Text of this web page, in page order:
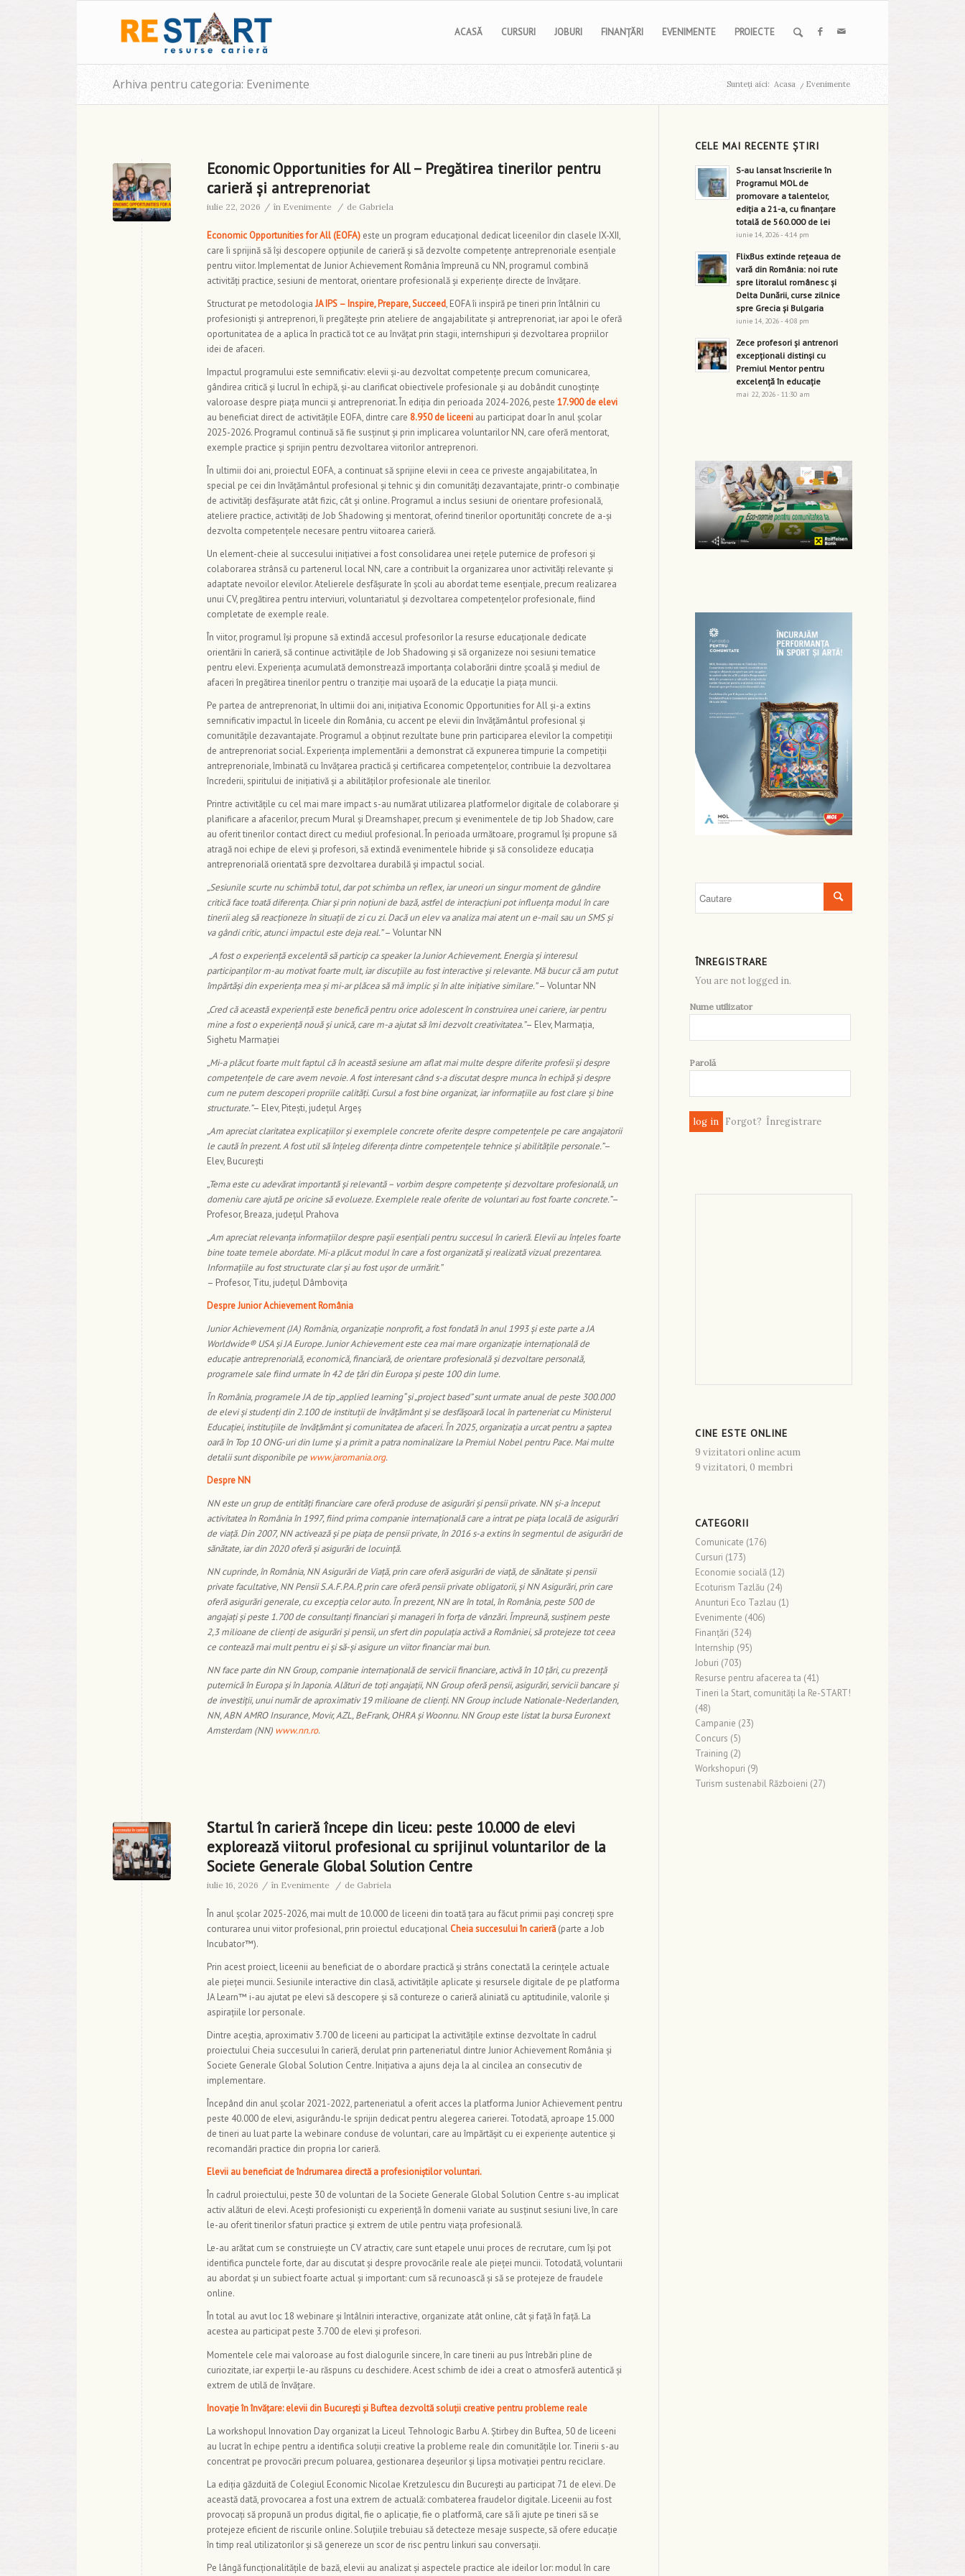
ACASĂ CURSURI JOBURI FINANȚĂRI EVENIMENTE PROIECTE
Arhiva pentru categoria: Evenimente Sunteți aici: Acasa / Evenimente
Economic Opportunities for All – Pregătirea tinerilor pentru
carieră și antreprenoriat
iulie 22, 2026 / în Evenimente / de Gabriela
Economic Opportunities for All (EOFA) este un program educațional dedicat liceenilor din clasele IX-XII,
care îi sprijină să își descopere opțiunile de carieră și să dezvolte competențe antreprenoriale esențiale
pentru viitor. Implementat de Junior Achievement România împreună cu NN, programul combină
activități practice, sesiuni de mentorat, orientare profesională și experiențe directe de învățare.
Structurat pe metodologia JA IPS – Inspire, Prepare, Succeed, EOFA îi inspiră pe tineri prin întâlniri cu
profesioniști și antreprenori, îi pregătește prin ateliere de angajabilitate și antreprenoriat, iar apoi le oferă
oportunitatea de a aplica în practică tot ce au învățat prin stagii, internshipuri și dezvoltarea propriilor
idei de afaceri.
Impactul programului este semnificativ: elevii și-au dezvoltat competențe precum comunicarea,
gândirea critică și lucrul în echipă, și-au clarificat obiectivele profesionale și au dobândit cunoștințe
valoroase despre piața muncii și antreprenoriat. În ediția din perioada 2024-2026, peste 17.900 de elevi
au beneficiat direct de activitățile EOFA, dintre care 8.950 de liceeni au participat doar în anul școlar
2025-2026. Programul continuă să fie susținut și prin implicarea voluntarilor NN, care oferă mentorat,
exemple practice și sprijin pentru dezvoltarea viitorilor antreprenori.
În ultimii doi ani, proiectul EOFA, a continuat să sprijine elevii in ceea ce priveste angajabilitatea, în
special pe cei din învățământul profesional și tehnic și din comunități dezavantajate, printr-o combinație
de activități desfășurate atât fizic, cât și online. Programul a inclus sesiuni de orientare profesională,
ateliere practice, activități de Job Shadowing și mentorat, oferind tinerilor oportunități concrete de a-și
dezvolta competențele necesare pentru viitoarea carieră.
Un element-cheie al succesului inițiativei a fost consolidarea unei rețele puternice de profesori și
colaborarea strânsă cu partenerul local NN, care a contribuit la organizarea unor activități relevante și
adaptate nevoilor elevilor. Atelierele desfășurate în școli au abordat teme esențiale, precum realizarea
unui CV, pregătirea pentru interviuri, voluntariatul și dezvoltarea competențelor profesionale, fiind
completate de exemple reale.
În viitor, programul își propune să extindă accesul profesorilor la resurse educaționale dedicate
orientării în carieră, să continue activitățile de Job Shadowing și să organizeze noi sesiuni tematice
pentru elevi. Experiența acumulată demonstrează importanța colaborării dintre școală și mediul de
afaceri în pregătirea tinerilor pentru o tranziție mai ușoară de la educație la piața muncii.
Pe partea de antreprenoriat, în ultimii doi ani, inițiativa Economic Opportunities for All și-a extins
semnificativ impactul în liceele din România, cu accent pe elevii din învățământul profesional și
comunitățile dezavantajate. Programul a obținut rezultate bune prin participarea elevilor la competiții
de antreprenoriat social. Experiența implementării a demonstrat că expunerea timpurie la competiții
antreprenoriale, îmbinată cu învățarea practică și certificarea competențelor, contribuie la dezvoltarea
încrederii, spiritului de inițiativă și a abilităților profesionale ale tinerilor.
Printre activitățile cu cel mai mare impact s-au numărat utilizarea platformelor digitale de colaborare și
planificare a afacerilor, precum Mural și Dreamshaper, precum și evenimentele de tip Job Shadow, care
au oferit tinerilor contact direct cu mediul profesional. În perioada următoare, programul își propune să
atragă noi echipe de elevi și profesori, să extindă evenimentele hibride și să consolideze educația
antreprenorială orientată spre dezvoltarea durabilă și impactul social.
„Sesiunile scurte nu schimbă totul, dar pot schimba un reflex, iar uneori un singur moment de gândire
critică face toată diferența. Chiar și prin noțiuni de bază, astfel de interacțiuni pot influența modul în care
tinerii aleg să reacționeze în situații de zi cu zi. Dacă un elev va analiza mai atent un e-mail sau un SMS și
va gândi critic, atunci impactul este deja real.”– Voluntar NN
„A fost o experiență excelentă să particip ca speaker la Junior Achievement. Energia și interesul
participanților m-au motivat foarte mult, iar discuțiile au fost interactive și relevante. Mă bucur că am putut
împărtăși din experiența mea și mi-ar plăcea să mă implic și în alte inițiative similare.”– Voluntar NN
„Cred că această experiență este benefică pentru orice adolescent în construirea unei cariere, iar pentru
mine a fost o experiență nouă și unică, care m-a ajutat să îmi dezvolt creativitatea.”– Elev, Marmația,
Sighetu Marmației
„Mi-a plăcut foarte mult faptul că în această sesiune am aflat mai multe despre diferite profesii și despre
competențele de care avem nevoie. A fost interesant când s-a discutat despre munca în echipă și despre
cum ne putem descoperi propriile calități. Cursul a fost bine organizat, iar informațiile au fost clare și bine
structurate.”– Elev, Pitești, județul Argeș
„Am apreciat claritatea explicațiilor și exemplele concrete oferite despre competențele pe care angajatorii
le caută în prezent.A fost util să înțeleg diferența dintre competențele tehnice și abilitățile personale.”–
Elev, București
„Tema este cu adevărat importantă și relevantă – vorbim despre competențe și dezvoltare profesională, un
domeniu care ajută pe oricine să evolueze. Exemplele reale oferite de voluntari au fost foarte concrete.”–
Profesor, Breaza, județul Prahova
„Am apreciat relevanța informațiilor despre pașii esențiali pentru succesul în carieră. Elevii au înțeles foarte
bine toate temele abordate. Mi-a plăcut modul în care a fost organizată și realizată vizual prezentarea.
Informațiile au fost structurate clar și au fost ușor de urmărit.”
– Profesor, Titu, județul Dâmbovița
Despre Junior Achievement România
Junior Achievement (JA) România, organizație nonprofit, a fost fondată în anul 1993 și este parte a JA
Worldwide® USA și JA Europe. Junior Achievement este cea mai mare organizație internațională de
educație antreprenorială, economică, financiară, de orientare profesională și dezvoltare personală,
programele sale fiind urmate în 42 de țări din Europa și peste 100 din lume.
În România, programele JA de tip „applied learning“ și „project based” sunt urmate anual de peste 300.000
de elevi și studenți din 2.100 de instituții de învățământ și se desfășoară local în parteneriat cu Ministerul
Educației, instituțiile de învățământ și comunitatea de afaceri. În 2025, organizația a urcat pentru a șaptea
oară în Top 10 ONG-uri din lume și a primit a patra nominalizare la Premiul Nobel pentru Pace. Mai multe
detalii sunt disponibile pe www.jaromania.org.
Despre NN
NN este un grup de entități financiare care oferă produse de asigurări și pensii private. NN și-a început
activitatea în România în 1997, fiind prima companie internațională care a intrat pe piața locală de asigurări
de viață. Din 2007, NN activează și pe piața de pensii private, în 2016 s-a extins în segmentul de asigurări de
sănătate, iar din 2020 oferă și asigurări de locuință.
NN cuprinde, în România, NN Asigurări de Viață, prin care oferă asigurări de viață, de sănătate și pensii
private facultative, NN Pensii S.A.F.P.A.P, prin care oferă pensii private obligatorii, și NN Asigurări, prin care
oferă asigurări generale, cu excepția celor auto. În prezent, NN are în total, în România, peste 500 de
angajați și peste 1.700 de consultanți financiari și manageri în forța de vânzări. Împreună, susținem peste
2,3 milioane de clienți de asigurări și pensii, un sfert din populația activă a României, să protejeze tot ceea
ce contează mai mult pentru ei și să-și asigure un viitor financiar mai bun.
NN face parte din NN Group, companie internațională de servicii financiare, activă în 10 țări, cu prezenţă
puternică în Europa și în Japonia. Alături de toţi angajații, NN Group oferă pensii, asigurări, servicii bancare și
de investiţii, unui număr de aproximativ 19 milioane de clienţi.NN Group include Nationale-Nederlanden,
NN, ABN AMRO Insurance, Movir, AZL, BeFrank, OHRA și Woonnu. NN Group este listat la bursa Euronext
Amsterdam (NN) www.nn.ro.
Startul în carieră începe din liceu: peste 10.000 de elevi
explorează viitorul profesional cu sprijinul voluntarilor de la
Societe Generale Global Solution Centre
iulie 16, 2026 / în Evenimente / de Gabriela
În anul școlar 2025-2026, mai mult de 10.000 de liceeni din toată țara au făcut primii pași concreți spre
conturarea unui viitor profesional, prin proiectul educațional Cheia succesului în carieră (parte a Job
Incubator™).
Prin acest proiect, liceenii au beneficiat de o abordare practică și strâns conectată la cerințele actuale
ale pieței muncii. Sesiunile interactive din clasă, activitățile aplicate și resursele digitale de pe platforma
JA Learn™ i-au ajutat pe elevi să descopere și să contureze o carieră aliniată cu aptitudinile, valorile și
aspirațiile lor personale.
Dintre aceștia, aproximativ 3.700 de liceeni au participat la activitățile extinse dezvoltate în cadrul
proiectului Cheia succesului în carieră, derulat prin parteneriatul dintre Junior Achievement România și
Societe Generale Global Solution Centre. Inițiativa a ajuns deja la al cincilea an consecutiv de
implementare.
Începând din anul școlar 2021-2022, parteneriatul a oferit acces la platforma Junior Achievement pentru
peste 40.000 de elevi, asigurându-le sprijin dedicat pentru alegerea carierei. Totodată, aproape 15.000
de tineri au luat parte la webinare conduse de voluntari, care au împărtășit cu ei experiențe autentice și
recomandări practice din propria lor carieră.
Elevii au beneficiat de îndrumarea directă a profesioniștilor voluntari.
În cadrul proiectului, peste 30 de voluntari de la Societe Generale Global Solution Centre s-au implicat
activ alături de elevi. Acești profesioniști cu experiență în domenii variate au susținut sesiuni live, în care
le-au oferit tinerilor sfaturi practice și extrem de utile pentru viața profesională.
Le-au arătat cum se construiește un CV atractiv, care sunt etapele unui proces de recrutare, cum își pot
identifica punctele forte, dar au discutat și despre provocările reale ale pieței muncii. Totodată, voluntarii
au abordat și un subiect foarte actual și important: cum să recunoască și să se protejeze de fraudele
online.
În total au avut loc 18 webinare și întâlniri interactive, organizate atât online, cât și față în față. La
acestea au participat peste 3.700 de elevi și profesori.
Momentele cele mai valoroase au fost dialogurile sincere, în care tinerii au pus întrebări pline de
curiozitate, iar experții le-au răspuns cu deschidere. Acest schimb de idei a creat o atmosferă autentică și
extrem de utilă de învățare.
Inovație în învățare: elevii din București și Buftea dezvoltă soluții creative pentru probleme reale
La workshopul Innovation Day organizat la Liceul Tehnologic Barbu A. Știrbey din Buftea, 50 de liceeni
au lucrat în echipe pentru a identifica soluții creative la probleme reale din comunitățile lor. Tinerii s-au
concentrat pe provocări precum poluarea, gestionarea deșeurilor și lipsa motivației pentru reciclare.
La ediția găzduită de Colegiul Economic Nicolae Kretzulescu din București au participat 71 de elevi. De
această dată, provocarea a fost una extrem de actuală: combaterea fraudelor digitale. Liceenii au fost
provocați să propună un produs digital, fie o aplicație, fie o platformă, care să îi ajute pe tineri să se
protejeze eficient de riscurile online. Soluțiile trebuiau să detecteze mesaje suspecte, să ofere educație
în timp real utilizatorilor și să genereze un scor de risc pentru linkuri sau conversații.
Pe lângă funcționalitățile de bază, elevii au analizat și aspectele practice ale ideilor lor: modul în care
CELE MAI RECENTE ȘTIRI
S-au lansat înscrierile în
Programul MOL de
promovare a talentelor,
ediția a 21-a, cu finanțare
totală de 560.000 de lei
iunie 14, 2026 - 4:14 pm
FlixBus extinde rețeaua de
vară din România: noi rute
spre litoralul românesc și
Delta Dunării, curse zilnice
spre Grecia și Bulgaria
iunie 14, 2026 - 4:08 pm
Zece profesori și antrenori
excepționali distinși cu
Premiul Mentor pentru
excelență în educație
mai 22, 2026 - 11:30 am
ÎNREGISTRARE
You are not logged in.
Nume utilizator
Parolă
Forgot? Înregistrare
CINE ESTE ONLINE
9 vizitatori online acum
9 vizitatori, 0 membri
CATEGORII
Comunicate (176)
Cursuri (173)
Economie socială (12)
Ecoturism Tazlău (24)
Anunturi Eco Tazlau (1)
Evenimente (406)
Finanţări (324)
Internship (95)
Joburi (703)
Resurse pentru afacerea ta (41)
Tineri la Start, comunități la Re-START!
(48)
Campanie (23)
Concurs (5)
Training (2)
Workshopuri (9)
Turism sustenabil Războieni (27)